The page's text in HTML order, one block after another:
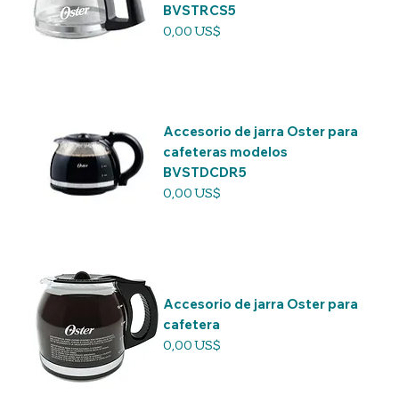
BVSTRCS5
Precio
0,00 US$
Accesorio de jarra Oster para
cafeteras modelos
BVSTDCDR5
Precio
0,00 US$
Accesorio de jarra Oster para
cafetera
Precio
0,00 US$